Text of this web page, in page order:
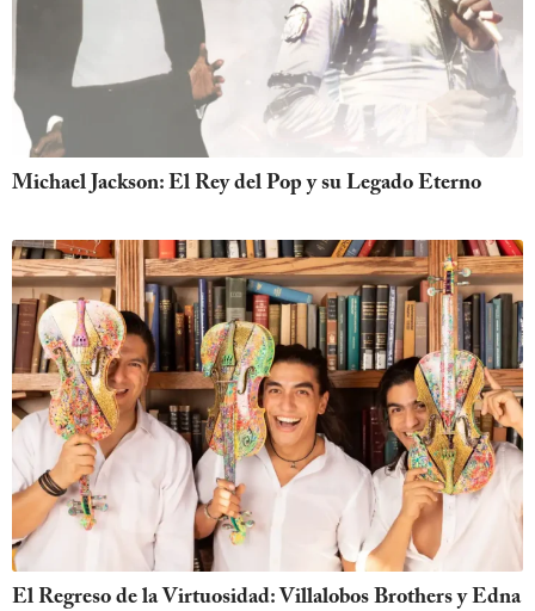
Michael Jackson: El Rey del Pop y su Legado Eterno
El Regreso de la Virtuosidad: Villalobos Brothers y Edna